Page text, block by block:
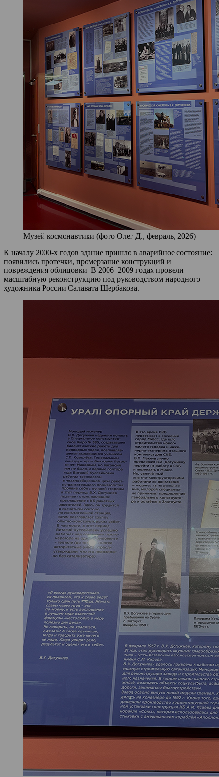
Музей космонавтики (фото Олег Д., февраль, 2026)
К началу 2000‑х годов здание пришло в аварийное состояние:
появились протечки, промерзание конструкций и
повреждения облицовки. В 2006–2009 годах провели
масштабную реконструкцию под руководством народного
художника России Салавата Щербакова.